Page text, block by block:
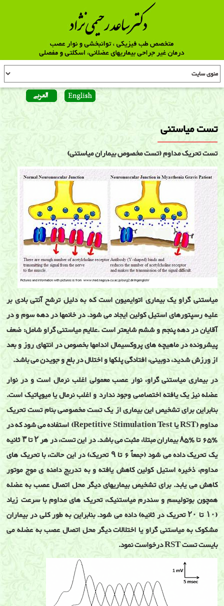
تست میاستنی
تست تحریک مداوم (تست مخصوص بیماران میاستنی)
میاستنی گراو یک بیماری اتوایمیون است که به دلیل ترشح آنتی بادی بر
علیه رسپتورهای استیل کولین ایجاد می شود. در خانمها در دهه سوم و در
آقایان در دهه پنجم و ششم شایعتر است .علایم میاستنی گراو شامل: ضعف
پیشرونده در ماهیچه های پروکسیمال اندامها بخصوص در انتهای روز و بعد
از ورزش شدید، دوبینی، افتادگی پلکها و اختلال در بلع و جویدن می باشد.
در بیماری میاستنی گراو، نوار عصب معمولی اغلب نرمال است و در نوار
عضله نیز یک یافته اختصاصی وجود ندارد و اغلب نرمال یا میوپاتیک است.
بنابراین برای تشخیص این بیماری از یک تست مخصوصی بنام تست تحریک
مداوم (RST یا Repetitive Stimulation Test) استفاده می شود که در
٪۶۵ تا ٪۸۵ بیماران مبتلا، مثبت می باشد. در این تست، در هر ۲ تا ۳ ثانیه
یک تحریک داده می شود (جمعاً ۶ تا ۹ تحریک) در این حالت، با تحریک های
مداوم، ذخیره استیل کولین کاهش یافته و به تدریج دامنه ی موج موتور
کاهش می یابد. برای تشخیص بیماریهای دیگر محل اتصال عصب به عضله
همچون بوتولیسم و سندرم میاستنیک، تحریک های مداوم با سرعت زیاد
(۱۰ تا ۲۰ تحریک در ثانیه) داده می شود. بنابراین به طور کلی در بیماران
مشکوک به میاستنی گراو یا اختلالات دیگر محل اتصال عصب به عضله می
بایست تست RST درخواست نمود.